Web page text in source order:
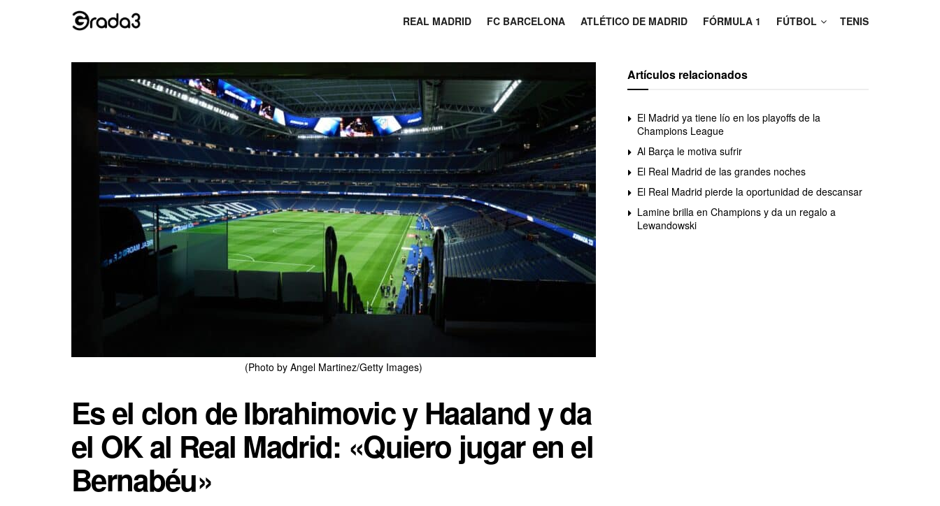
REAL MADRID FC BARCELONA ATLÉTICO DE MADRID FÓRMULA 1 FÚTBOL TENIS
(Photo by Angel Martinez/Getty Images)
Es el clon de Ibrahimovic y Haaland y da
el OK al Real Madrid: «Quiero jugar en el
Bernabéu»
Artículos relacionados
El Madrid ya tiene lío en los playoffs de la
Champions League
Al Barça le motiva sufrir
El Real Madrid de las grandes noches
El Real Madrid pierde la oportunidad de descansar
Lamine brilla en Champions y da un regalo a
Lewandowski